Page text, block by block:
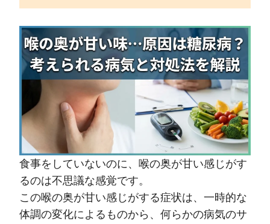
食事をしていないのに、喉の奥が甘い感じがす
るのは不思議な感覚です。
この喉の奥が甘い感じがする症状は、一時的な
体調の変化によるものから、何らかの病気のサ